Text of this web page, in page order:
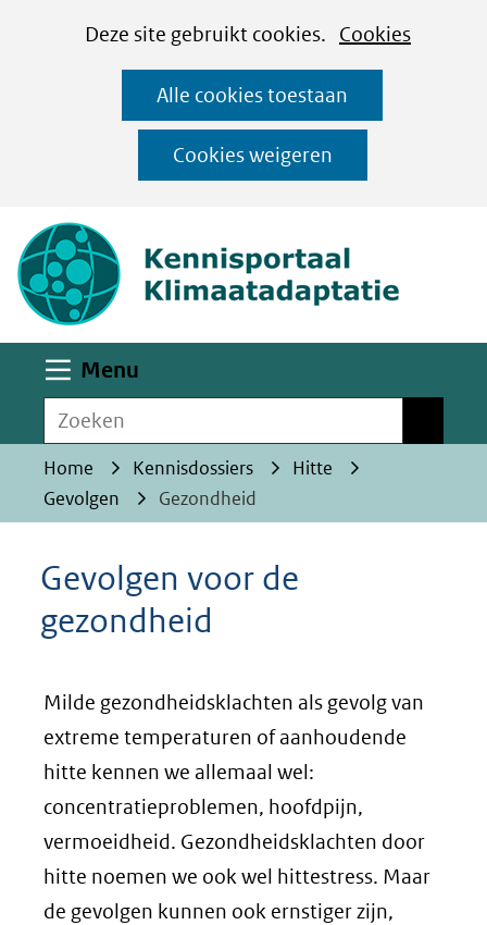
CookiesDeze site gebruikt cookies. Cookies
op
deze
website
worden
toegestaan
geweigerd.
Alle cookies toestaan
Cookies weigeren
Ga
naar
de
inhoud
Menu
Zoeken
Home Kennisdossiers
Hitte
Gevolgen
Gezondheid
Gevolgen voor de
gezondheid
Milde gezondheidsklachten als gevolg van
extreme temperaturen of aanhoudende
hitte kennen we allemaal wel:
concentratieproblemen, hoofdpijn,
vermoeidheid. Gezondheidsklachten door
hitte noemen we ook wel hittestress. Maar
de gevolgen kunnen ook ernstiger zijn,